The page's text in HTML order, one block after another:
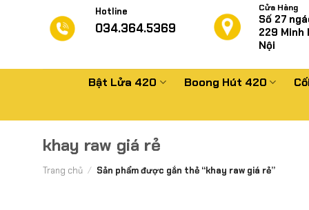
Hotline
034.364.5369
Cửa Hàng
Số 27
229 Minh
Nội
Bật Lửa 420 Boong Hút 420
khay raw giá rẻ
Trang chủ / Sản phẩm được gắn thẻ “khay raw giá rẻ”